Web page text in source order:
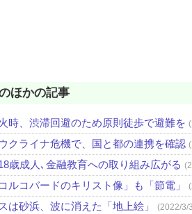
ほかの記事
時、渋滞回避のため原則徒歩で避難を
クライナ危機で、国と都の連携を確認
歳成人､金融教育への取り組み広がる
ルコバードのキリスト像」も「節電」
は砂浜、波に消えた「地上絵」 (2022/3/